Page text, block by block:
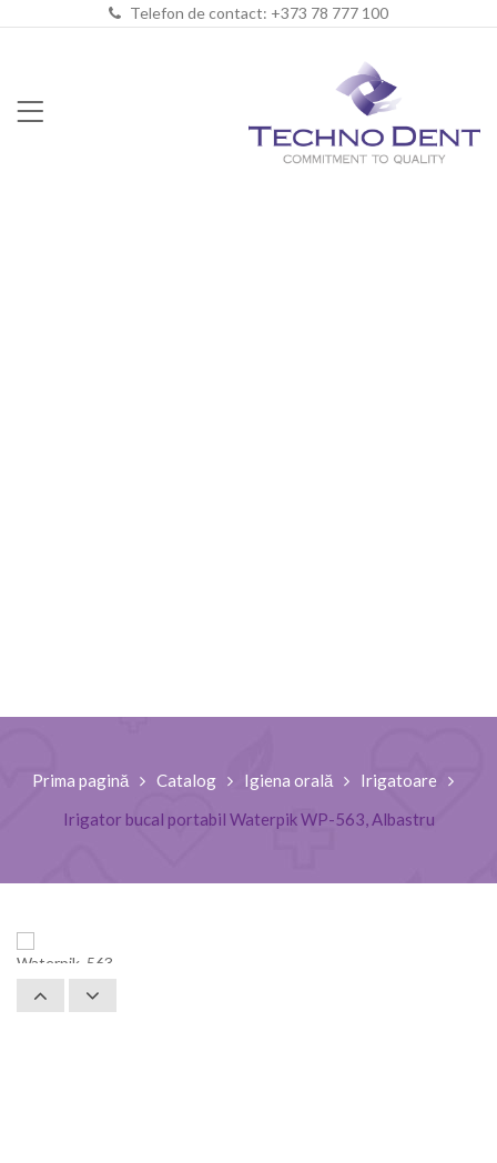
Telefon de contact: +373 78 777 100
Prima pagină Catalog Igiena orală
Irigatoare
Irigator bucal portabil Waterpik WP-563, Albastru